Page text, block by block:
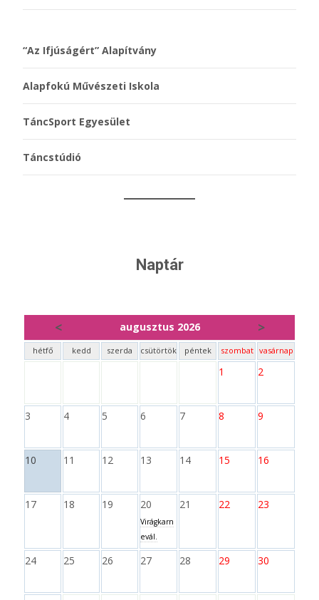
“Az Ifjúságért” Alapítvány
Alapfokú Művészeti Iskola
TáncSport Egyesület
Táncstúdió
Naptár
< augusztus 2026 >
hétfő kedd szerda csütörtök péntek szombat vasárnap
1 2
3 4 5 6 7 8 9
10 11 12 13 14 15 16
17 18 19 20
Virágkarn
evál.
21 22 23
24 25 26 27 28 29 30